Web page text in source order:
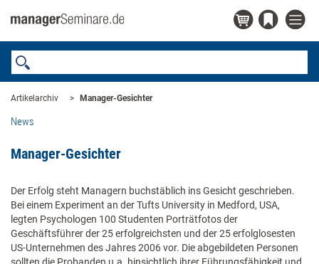
Artikelarchiv Manager-Gesichter
News
Manager-Gesichter
Der Erfolg steht Managern buchstäblich ins Gesicht geschrieben.
Bei einem Experiment an der Tufts University in Medford, USA,
legten Psychologen 100 Studenten Porträtfotos der
Geschäftsführer der 25 erfolgreichsten und der 25 erfolglosesten
US-Unternehmen des Jahres 2006 vor. Die abgebildeten Personen